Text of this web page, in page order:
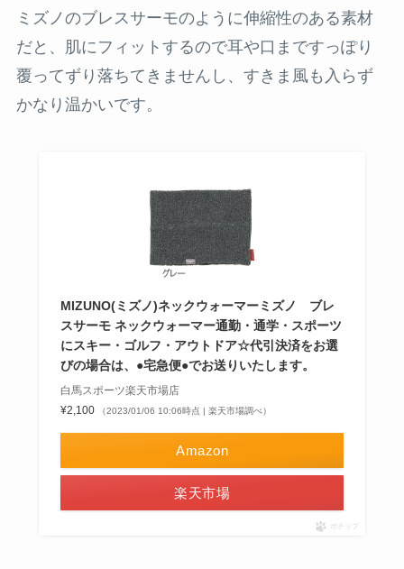
ミズノのブレスサーモのように伸縮性のある素材
だと、肌にフィットするので耳や口まですっぽり
覆ってずり落ちてきませんし、すきま風も入らず
かなり温かいです。
MIZUNO(ミズノ)ネックウォーマーミズノ ブレ
スサーモ ネックウォーマー通勤・通学・スポーツ
にスキー・ゴルフ・アウトドア☆代引決済をお選
びの場合は、●宅急便●でお送りいたします。
白馬スポーツ楽天市場店
¥2,100
（2023/01/06 10:06時点 | 楽天市場調べ）
Amazon
楽天市場
ポチップ